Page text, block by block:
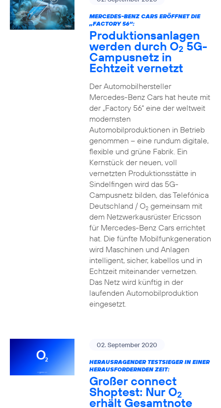
MERCEDES-BENZ CARS ERÖFFNET DIE
„FACTORY 56“:
Produktionsanlagen
werden durch O25G-
Campusnetz in
Echtzeit vernetzt
Der Automobilhersteller
Mercedes-Benz Cars hat heute mit
der „Factory 56“ eine der weltweit
modernsten
Automobilproduktionen in Betrieb
genommen – eine rundum digitale,
flexible und grüne Fabrik. Ein
Kernstück der neuen, voll
vernetzten Produktionsstätte in
Sindelfingen wird das 5G-
Campusnetz bilden, das Telefónica
Deutschland / O2gemeinsam mit
dem Netzwerkausrüster Ericsson
für Mercedes-Benz Cars errichtet
hat. Die fünfte Mobilfunkgeneration
wird Maschinen und Anlagen
intelligent, sicher, kabellos und in
Echtzeit miteinander vernetzen.
Das Netz wird künftig in der
laufenden Automobilproduktion
eingesetzt.
02. September 2020
HERAUSRAGENDER TESTSIEGER IN EINER
HERAUSFORDERNDEN ZEIT:
Großer connect
Shoptest: Nur O2
erhält Gesamtnote